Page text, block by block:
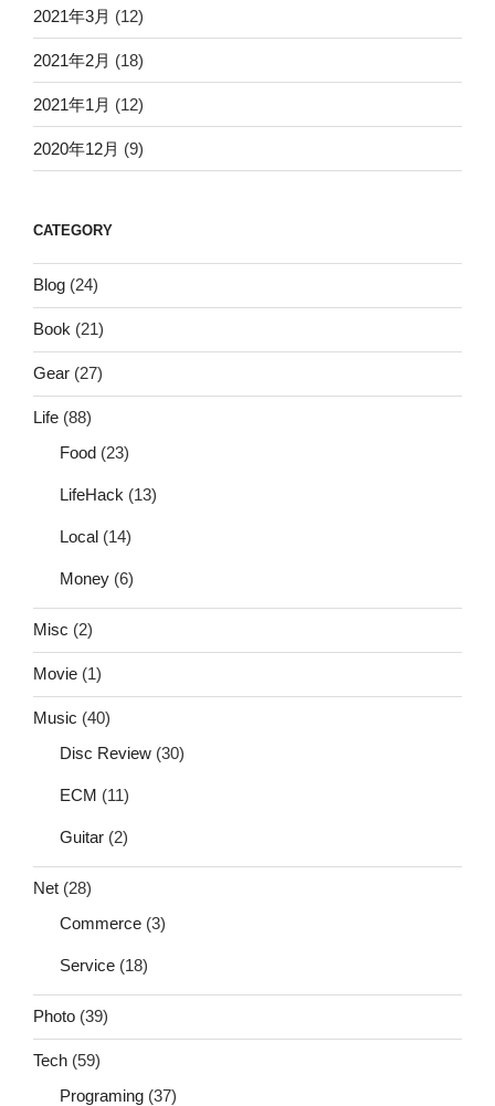
2021年3月 (12)
2021年2月 (18)
2021年1月 (12)
2020年12月 (9)
CATEGORY
Blog (24)
Book (21)
Gear (27)
Life (88)
Food (23)
LifeHack (13)
Local (14)
Money (6)
Misc (2)
Movie (1)
Music (40)
Disc Review (30)
ECM (11)
Guitar (2)
Net (28)
Commerce (3)
Service (18)
Photo (39)
Tech (59)
Programing (37)